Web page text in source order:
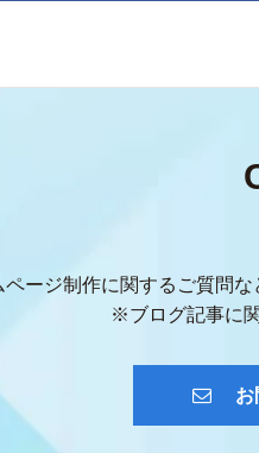
ページ制作に関するご質問な
※ブログ記事に
お